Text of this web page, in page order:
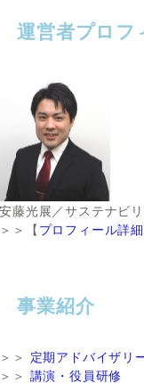
運営者プロフ
安藤光展／サステナビ
＞＞【 プロフィール詳
事業紹介
＞＞ 定期アドバイザリ
＞＞ 講演・役員研修